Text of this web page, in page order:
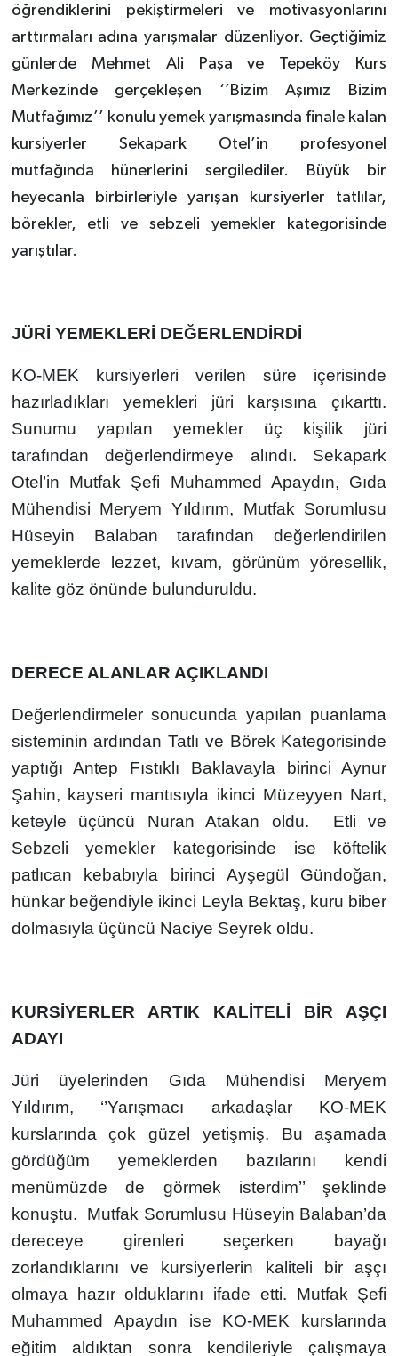
öğrendiklerini pekiştirmeleri ve motivasyonlarını
arttırmaları adına yarışmalar düzenliyor. Geçtiğimiz
günlerde Mehmet Ali Paşa ve Tepeköy Kurs
Merkezinde gerçekleşen ‘’Bizim Aşımız Bizim
Mutfağımız’’ konulu yemek yarışmasında finale kalan
kursiyerler Sekapark Otel’in profesyonel
mutfağında hünerlerini sergilediler. Büyük bir
heyecanla birbirleriyle yarışan kursiyerler tatlılar,
börekler, etli ve sebzeli yemekler kategorisinde
yarıştılar.
JÜRİ YEMEKLERİ DEĞERLENDİRDİ
KO-MEK kursiyerleri verilen süre içerisinde
hazırladıkları yemekleri jüri karşısına çıkarttı.
Sunumu yapılan yemekler üç kişilik jüri
tarafından değerlendirmeye alındı. Sekapark
Otel’in Mutfak Şefi Muhammed Apaydın, Gıda
Mühendisi Meryem Yıldırım, Mutfak Sorumlusu
Hüseyin Balaban tarafından değerlendirilen
yemeklerde lezzet, kıvam, görünüm yöresellik,
kalite göz önünde bulunduruldu.
DERECE ALANLAR AÇIKLANDI
Değerlendirmeler sonucunda yapılan puanlama
sisteminin ardından Tatlı ve Börek Kategorisinde
yaptığı Antep Fıstıklı Baklavayla birinci Aynur
Şahin, kayseri mantısıyla ikinci Müzeyyen Nart,
keteyle üçüncü Nuran Atakan oldu. Etli ve
Sebzeli yemekler kategorisinde ise köftelik
patlıcan kebabıyla birinci Ayşegül Gündoğan,
hünkar beğendiyle ikinci Leyla Bektaş, kuru biber
dolmasıyla üçüncü Naciye Seyrek oldu.
KURSİYERLER ARTIK KALİTELİ BİR AŞÇI
ADAYI
Jüri üyelerinden Gıda Mühendisi Meryem
Yıldırım, ‘’Yarışmacı arkadaşlar KO-MEK
kurslarında çok güzel yetişmiş. Bu aşamada
gördüğüm yemeklerden bazılarını kendi
menümüzde de görmek isterdim’’ şeklinde
konuştu. Mutfak Sorumlusu Hüseyin Balaban’da
dereceye girenleri seçerken bayağı
zorlandıklarını ve kursiyerlerin kaliteli bir aşçı
olmaya hazır olduklarını ifade etti. Mutfak Şefi
Muhammed Apaydın ise KO-MEK kurslarında
eğitim aldıktan sonra kendileriyle çalışmaya